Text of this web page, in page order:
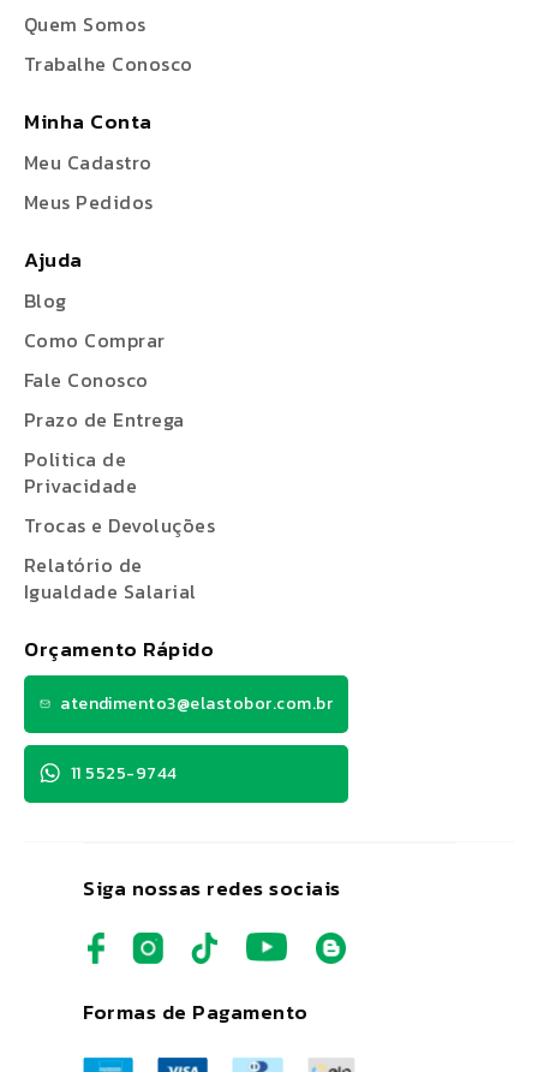
Siga nossas redes sociais
Formas de Pagamento
Quem Somos
Trabalhe Conosco
Minha Conta
Meu Cadastro
Meus Pedidos
Ajuda
Blog
Como Comprar
Fale Conosco
Prazo de Entrega
Politica de
Privacidade
Trocas e Devoluções
Relatório de
Igualdade Salarial
Orçamento Rápido
atendimento3@elastobor.com.br
11 5525-9744